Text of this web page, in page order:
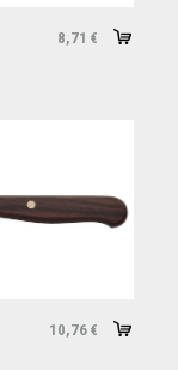
8,71 €
10,76 €